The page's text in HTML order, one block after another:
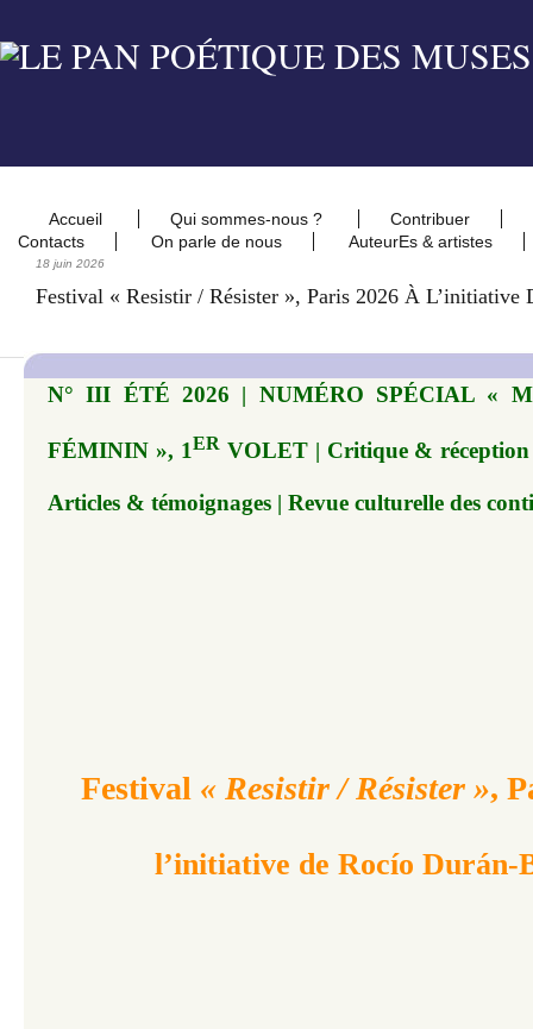
Accueil Qui sommes-nous ?
Contribuer
Contacts
On parle de nous AuteurEs & artistes
18 juin 2026
Festival « Resistir / Résister », Paris 2026 À L’initiative
N° III ÉTÉ 2026 | NUMÉRO SPÉCIAL «
FÉMININ », 1ERVOLET | Critique & réception
Articles & témoignages | Revue culturelle des
Festival « Resistir / Résister »,
l’initiative de Rocío Durán-